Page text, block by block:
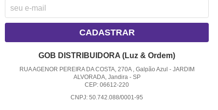
CADASTRAR
GOB DISTRIBUIDORA (Luz & Ordem)
RUA AGENOR PEREIRA DA COSTA, 270A , Galpão Azul - JARDIM
ALVORADA, Jandira- SP
CEP: 06612-220
CNPJ: 50.742.088/0001-95